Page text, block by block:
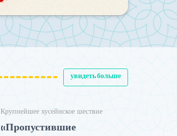
увидеть больше
Крупнейшее хусейнское шествие
«Пропустившие